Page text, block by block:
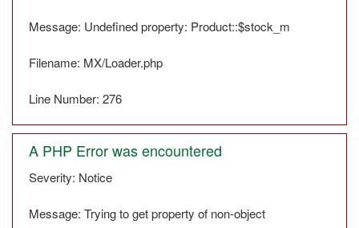
Message: Undefined property: Product::$stock_m
Filename: MX/Loader.php
Line Number: 276
A PHP Error was encountered
Severity: Notice
Message: Trying to get property of non-object